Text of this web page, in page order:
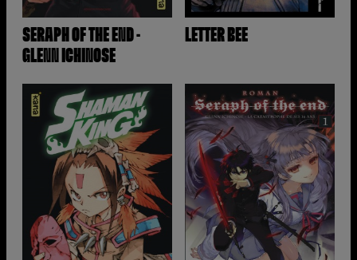
SERAPH OF THE END -
GLENN ICHINOSE
LETTER BEE